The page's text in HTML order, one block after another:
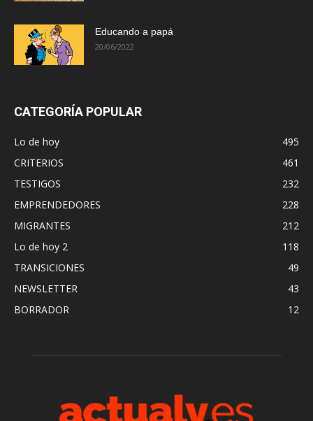
Educando a papá
20/06/2022
CATEGORÍA POPULAR
Lo de hoy
495
CRITERIOS
461
TESTIGOS
232
EMPRENDEDORES
228
MIGRANTES
212
Lo de hoy 2
118
TRANSICIONES
49
NEWSLETTER
43
BORRADOR
12